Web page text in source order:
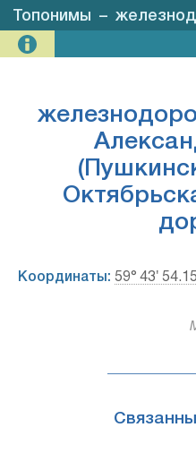
Топонимы – железнодорожная станция
Координаты: 59° 43′